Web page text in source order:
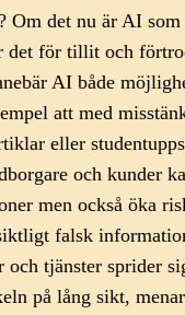
Om det nu är AI
det för tillit och
AI både
att med
eller
och kunder
men också öka
falsk
tjänster sprider
på lång sikt,